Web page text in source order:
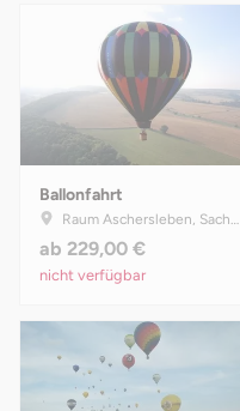
Ballonfahrt
Raum Aschersleben, Sachsen-Anhalt
ab 229,00 €
nicht verfügbar